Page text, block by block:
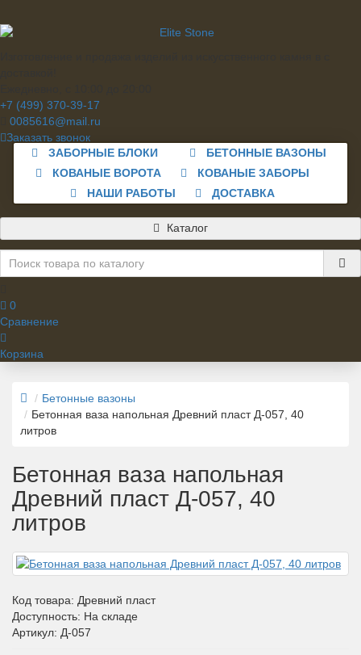
+7 (499) 370-39-17
0085616@mail.ru
Заказать звонок
ЗАБОРНЫЕ БЛОКИ
БЕТОННЫЕ ВАЗОНЫ
КОВАНЫЕ ВОРОТА
КОВАНЫЕ ЗАБОРЫ
НАШИ РАБОТЫ
ДОСТАВКА
Каталог
0
Сравнение
Корзина
Бетонные вазоны
Бетонная ваза напольная Древний пласт Д-057, 40
литров
Бетонная ваза напольная
Древний пласт Д-057, 40
литров
Код товара: Древний пласт
Доступность: На складе
Артикул: Д-057